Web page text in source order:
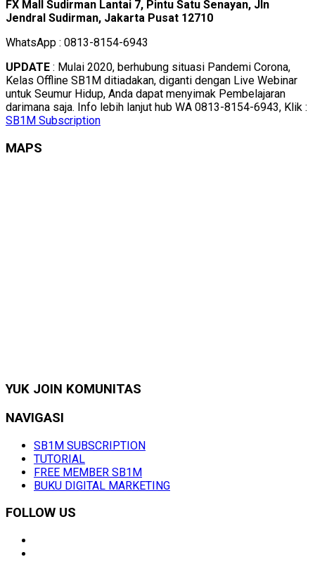
FX Mall Sudirman Lantai 7, Pintu Satu Senayan, Jln
Jendral Sudirman, Jakarta Pusat 12710
WhatsApp : 0813-8154-6943
UPDATE : Mulai 2020, berhubung situasi Pandemi Corona,
Kelas Offline SB1M ditiadakan, diganti dengan Live Webinar
untuk Seumur Hidup, Anda dapat menyimak Pembelajaran
darimana saja. Info lebih lanjut hub WA 0813-8154-6943, Klik :
SB1M Subscription
MAPS
YUK JOIN KOMUNITAS
NAVIGASI
SB1M SUBSCRIPTION
TUTORIAL
FREE MEMBER SB1M
BUKU DIGITAL MARKETING
FOLLOW US